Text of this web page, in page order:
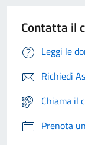
Contatta il
Leggi le
Richiedi
Chiama il
Prenota